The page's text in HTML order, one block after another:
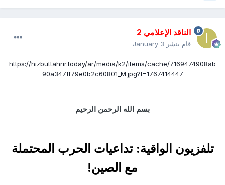
الناقد الإعلامي 2
قام بنشر January 3
https://hizbuttahrir.today/ar/media/k2/items/cache/7169474908ab
90a347ff79e0b2c60801_M.jpg?t=1767414447
بسم الله الرحمن الرحيم
تلفزيون الواقية: تداعيات الحرب المحتملة
مع الصين!